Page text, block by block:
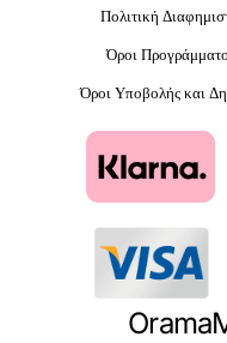
Πολιτική
Όροι
Όροι Υποβολής και